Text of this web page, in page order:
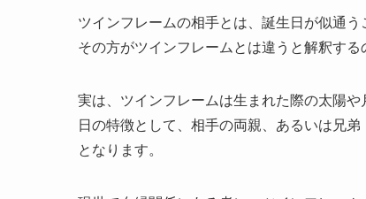
ツインフレームの相手とは、誕生日が似通
その方がツインフレームとは違うと解釈する
実は、ツインフレームは生まれた際の太陽
日の特徴として、相手の両親、あるいは兄
となります。